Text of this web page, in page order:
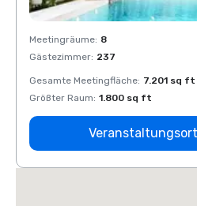
Meetingräume: 8
Gästezimmer: 237
Gesamte Meetingfläche: 7.201 sq ft
Größter Raum: 1.800 sq ft